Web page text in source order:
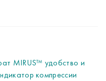
MIRUS™ удобство и
компрессии